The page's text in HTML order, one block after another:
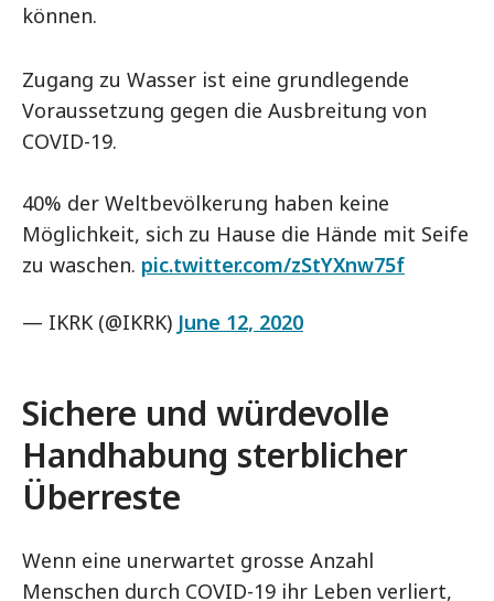
können.
Zugang zu Wasser ist eine grundlegende
Voraussetzung gegen die Ausbreitung von
COVID-19.
40% der Weltbevölkerung haben keine
Möglichkeit, sich zu Hause die Hände mit Seife
zu waschen. pic.twitter.com/zStYXnw75f
— IKRK (@IKRK) June 12, 2020
Sichere und würdevolle
Handhabung sterblicher
Überreste
Wenn eine unerwartet grosse Anzahl
Menschen durch COVID-19 ihr Leben verliert,